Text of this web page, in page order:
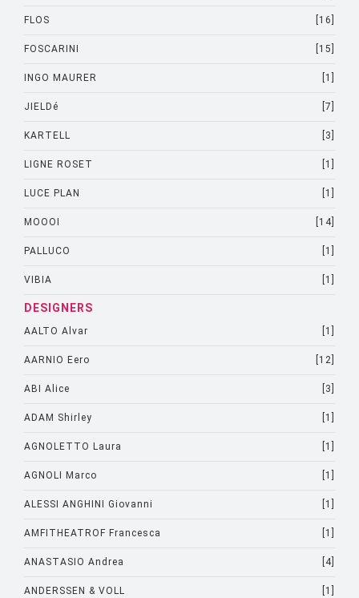
FLOS [16]
FOSCARINI [15]
INGO MAURER [1]
JIELDé [7]
KARTELL [3]
LIGNE ROSET [1]
LUCE PLAN [1]
MOOOI [14]
PALLUCO [1]
VIBIA [1]
DESIGNERS
AALTO Alvar [1]
AARNIO Eero [12]
ABI Alice [3]
ADAM Shirley [1]
AGNOLETTO Laura [1]
AGNOLI Marco [1]
ALESSI ANGHINI Giovanni [1]
AMFITHEATROF Francesca [1]
ANASTASIO Andrea [4]
ANDERSSEN & VOLL [1]